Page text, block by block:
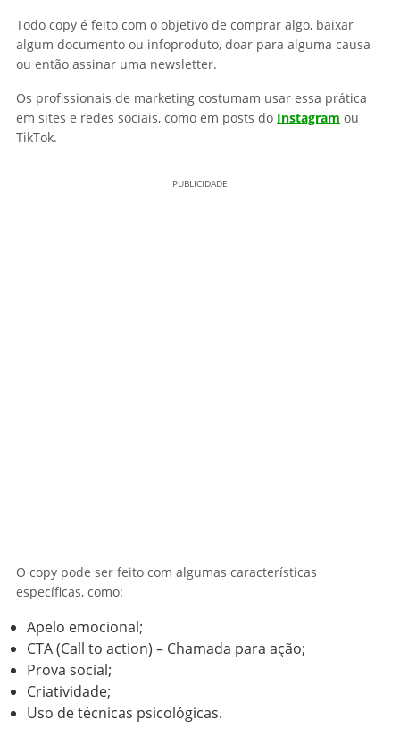
Todo copy é feito com o objetivo de comprar algo, baixar
algum documento ou infoproduto, doar para alguma causa
ou então assinar uma newsletter.
Os profissionais de marketing costumam usar essa prática
em sites e redes sociais, como em posts do Instagram ou
TikTok.
PUBLICIDADE
O copy pode ser feito com algumas características
específicas, como:
Apelo emocional;
CTA (Call to action) – Chamada para ação;
Prova social;
Criatividade;
Uso de técnicas psicológicas.